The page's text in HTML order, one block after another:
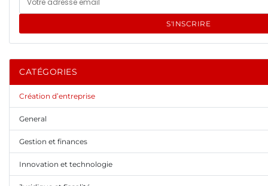
S'INSCRIRE
CATÉGORIES
Création d’entreprise
General
Gestion et finances
Innovation et technologie